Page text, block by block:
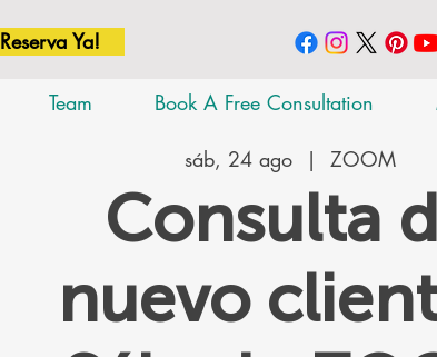
Reserva Ya!
Team Book A Free Consultation
sáb, 24 ago
  |
ZOOM
Consulta
nuevo